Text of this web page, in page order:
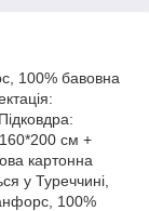
100% бавовна
см +
картонна
у Туреччині,
100%